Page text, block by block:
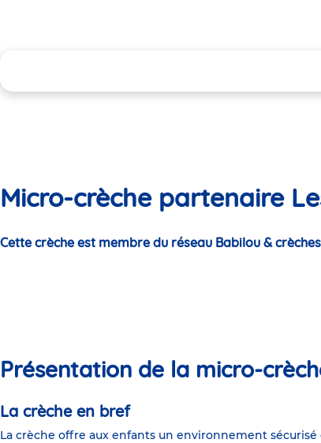
Micro-crèche partenaire
Cette crèche est membre du réseau Babilou &
Présentation de la micro-
La crèche en bref
La crèche offre aux enfants un environnement